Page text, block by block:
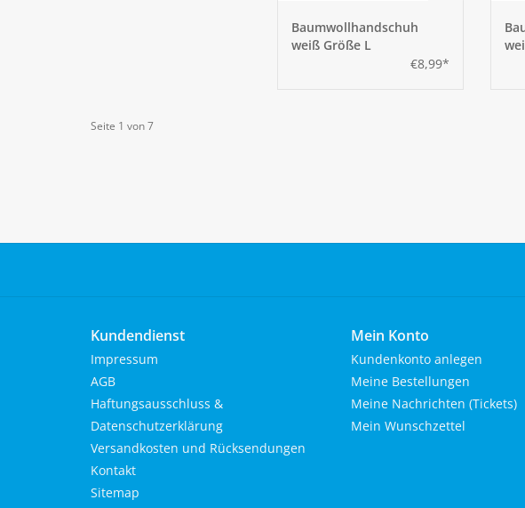
Baumwollhandschuh
weiß Größe L
€8,99*
Seite 1 von 7
Kundendienst
Impressum
AGB
Haftungsausschluss &
Datenschutzerklärung
Versandkosten und Rücksendungen
Kontakt
Sitemap
Mein Konto
Kundenkonto anlegen
Meine Bestellungen
Meine Nachrichten (Tickets)
Mein Wunschzettel